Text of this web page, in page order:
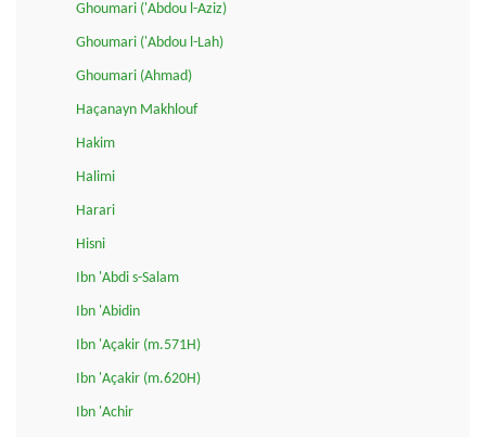
Ghoumari ('Abdou l-Aziz)
Ghoumari ('Abdou l-Lah)
Ghoumari (Ahmad)
Haçanayn Makhlouf
Hakim
Halimi
Harari
Hisni
Ibn 'Abdi s-Salam
Ibn 'Abidin
Ibn 'Açakir (m.571H)
Ibn 'Açakir (m.620H)
Ibn 'Achir